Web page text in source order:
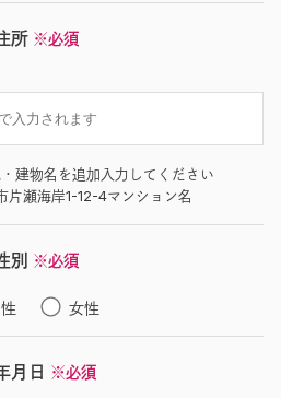
所 ※必須
建物名を追加入力してください
片瀬海岸1-12-4マンション名
別 ※必須
女性
月日 ※必須